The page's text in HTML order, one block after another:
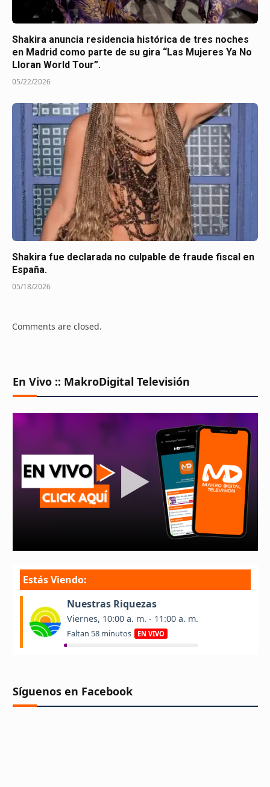
Shakira anuncia residencia histórica de tres noches
en Madrid como parte de su gira “Las Mujeres Ya No
Lloran World Tour”.
05/22/2026
Shakira fue declarada no culpable de fraude fiscal en
España.
05/18/2026
Comments are closed.
En Vivo :: MakroDigital Televisión
Síguenos en Facebook